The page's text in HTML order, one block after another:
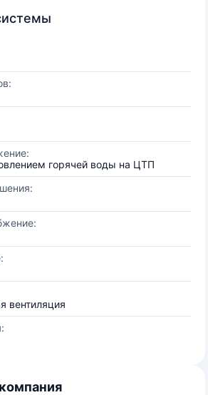
горячей воды на ЦТП
вентиляция